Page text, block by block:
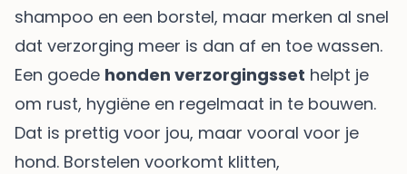
shampoo en een borstel, maar merken al snel
dat verzorging meer is dan af en toe wassen.
Een goede honden verzorgingsset helpt je
om rust, hygiëne en regelmaat in te bouwen.
Dat is prettig voor jou, maar vooral voor je
hond. Borstelen voorkomt klitten,